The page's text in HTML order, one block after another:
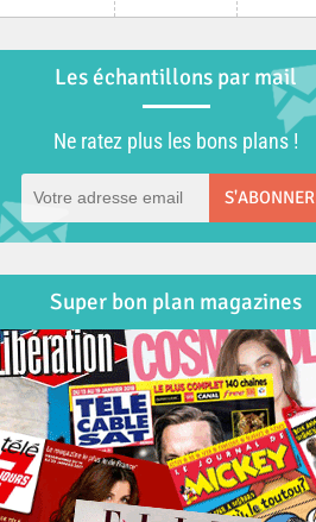
Les échantillons par mail
Ne ratez plus les bons plans !
S'ABONNER
Super bon plan magazines